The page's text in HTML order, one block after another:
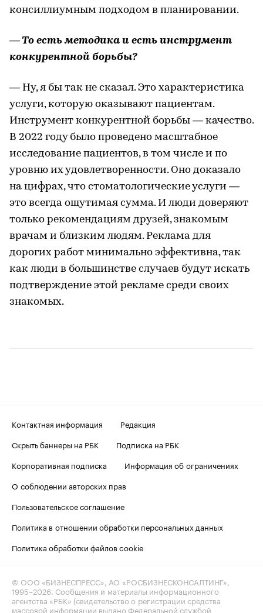
консиллиумным подходом в планировании.
— То есть методика и есть инструмент
конкурентной борьбы?
— Ну, я бы так не сказал. Это характеристика
услуги, которую оказывают пациентам.
Инструмент конкурентной борьбы — качество.
В 2022 году было проведено масштабное
исследование пациентов, в том числе и по
уровню их удовлетворенности. Оно доказало
на цифрах, что стоматологические услуги —
это всегда ощутимая сумма. И люди доверяют
только рекомендациям друзей, знакомым
врачам и близким людям. Реклама для
дорогих работ минимально эффективна, так
как люди в большинстве случаев будут искать
подтверждение этой рекламе среди своих
знакомых.
Контактная информация
Редакция
Скрыть баннеры на РБК
Подписка на РБК
Корпоративная подписка
Информация об ограничениях
О соблюдении авторских прав
Пользовательское соглашение
Политика в отношении обработки персональных данных
Политика обработки файлов cookie
© ООО «БИЗНЕСПРЕСС», АО «РОСБИЗНЕСКОНСАЛТИНГ»,
1995–2026 . Сообщения и материалы информационного
агентства «РБК» (свидетельство о регистрации средства
массовой информации выдано Федеральной службой